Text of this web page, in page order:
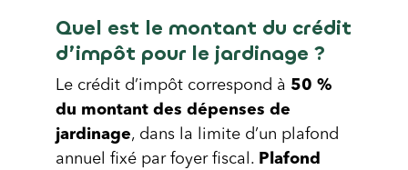
Quel est le montant du crédit
d’impôt pour le jardinage ?
Le crédit d’impôt correspond à 50 %
du montant des dépenses de
jardinage, dans la limite d’un plafond
annuel fixé par foyer fiscal. Plafond